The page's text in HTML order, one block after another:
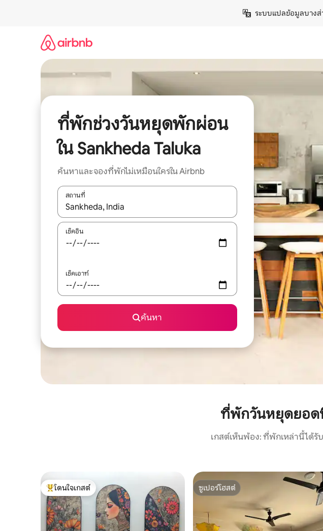
ระบบแปลข้อมูลบางส่
ที่พักช่วงวันหยุดพักผ่อน
ใน Sankheda Taluka
ค้นหาและจองที่พักไม่เหมือนใครใน Airbnb
สถานที่
ใช้ลูกศรขึ้นลง หรือใช้การสัมผัสหรือปัด เพื่อสำรวจผลการค้นหา
เช็คอิน
เช็คเอาท์
ค้นหา
ที่พักวันหยุดยอดนิ
เกสต์เห็นพ้อง: ที่พักเหล่านี้ได้
โดนใจเกสต์ที่สุด
โดนใจเกสต์
ซูเปอร์โฮสต์
ซูเปอร์โฮสต์